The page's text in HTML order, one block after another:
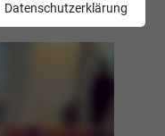
Datenschutzerklärung